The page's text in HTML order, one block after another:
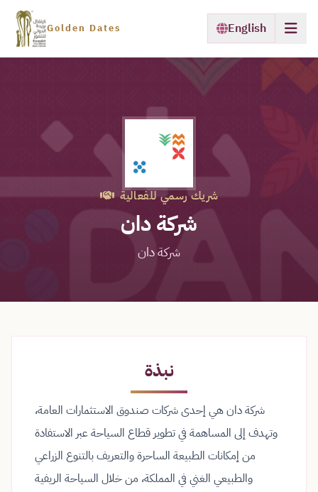
Golden Dates English
شريك رسمي للفعالية
شركة دان
شركة دان
نبذة
شركة دان هي إحدى شركات صندوق الاستثمارات العامة،
وتهدف إلى المساهمة في تطوير قطاع السياحة عبر الاستفادة
من إمكانات الطبيعة الساحرة والتعريف بالتنوع الزراعي
والطبيعي الغني في المملكة، من خلال السياحة الريفية